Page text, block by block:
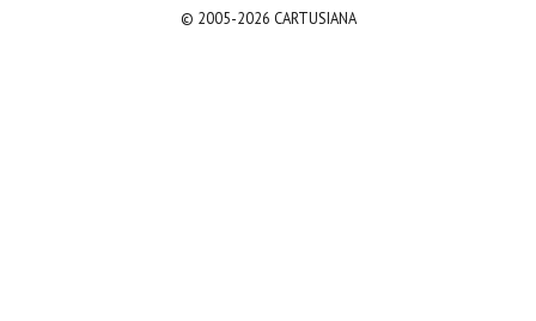
© 2005-2026 CARTUSIANA